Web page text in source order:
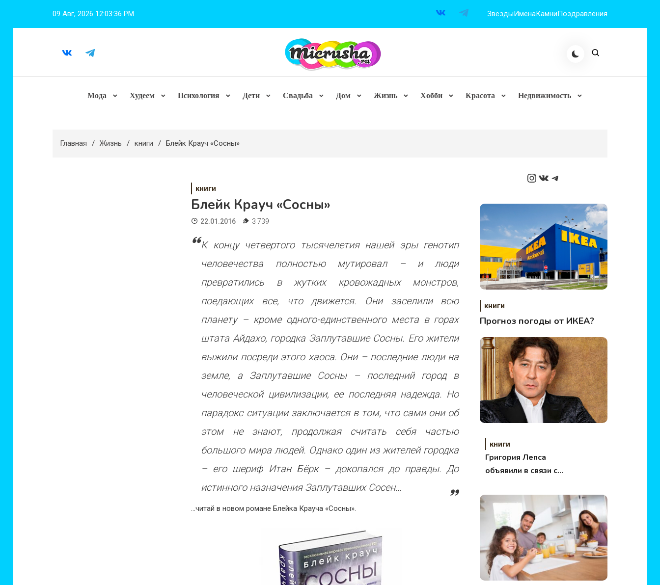
09 Авг, 2026 12:03:37 PM ЗвездыИменаКамниПоздравления
Мода Худеем Психология Дети Свадьба Дом Жизнь Хобби Красота Недвижимость
Главная Жизнь книги Блейк Крауч «Сосны»
книги
Блейк Крауч «Сосны»
22.01.2016 3 739
К концу четвертого тысячелетия нашей эры генотип
человечества полностью мутировал – и люди
превратились в жутких кровожадных монстров,
поедающих все, что движется. Они заселили всю
планету – кроме одного-единственного места в горах
штата Айдахо, городка Заплутавшие Сосны. Его жители
выжили посреди этого хаоса. Они – последние люди на
земле, а Заплутавшие Сосны – последний город в
человеческой цивилизации, ее последняя надежда. Но
парадокс ситуации заключается в том, что сами они об
этом не знают, продолжая считать себя частью
большого мира людей. Однако один из жителей городка
– его шериф Итан Бёрк – докопался до правды. До
истинного назначения Заплутавших Сосен…
…читай в новом романе Блейка Крауча «Сосны».
Instagram
ВКонтакте
Telegram
книги
Прогноз погоды от ИКЕА?
книги
Григория Лепса
объявили в связи с